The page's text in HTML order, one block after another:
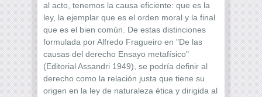
al acto, tenemos la causa eficiente: que es la
ley, la ejemplar que es el orden moral y la final
que es el bien común. De estas distinciones
formulada por Alfredo Fragueiro en "De las
causas del derecho Ensayo metafísico"
(Editorial Assandri 1949), se podría definir al
derecho como la relación justa que tiene su
origen en la ley de naturaleza ética y dirigida al